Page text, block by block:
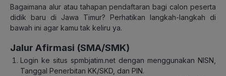
Bagaimana alur atau tahapan pendaftaran bagi calon peserta
didik baru di Jawa Timur? Perhatikan langkah-langkah di
bawah ini agar kamu tak keliru ya.
Jalur Afirmasi (SMA/SMK)
Login ke situs spmbjatim.net dengan menggunakan NISN,
Tanggal Penerbitan KK/SKD, dan PIN.